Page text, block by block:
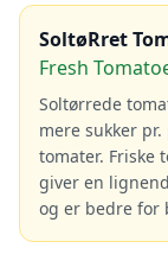
SoltøRret
Fresh
Soltørrede
mere sukker
tomater. Friske
giver en
og er bedre for